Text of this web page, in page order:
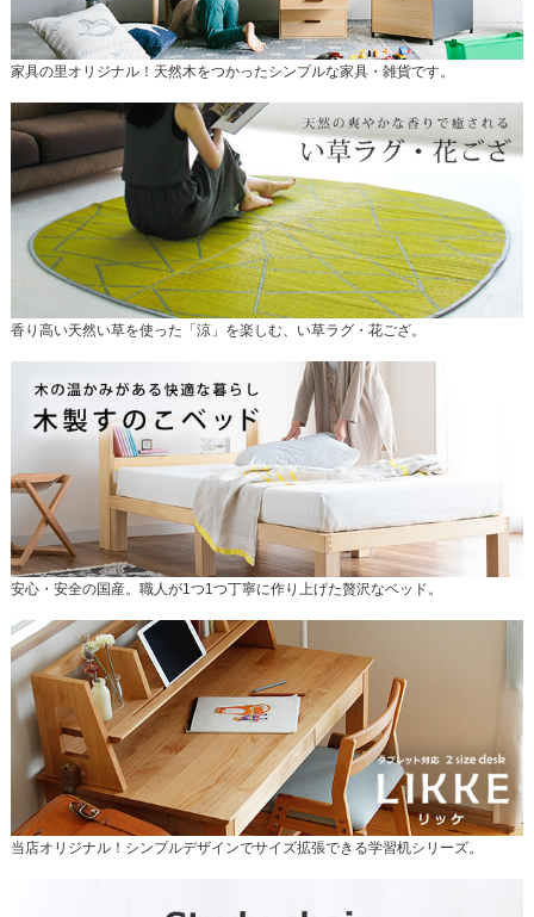
家具の里オリジナル！天然木をつかったシンプルな家具・雑貨です。
香り高い天然い草を使った「涼」を楽しむ、い草ラグ・花ござ。
安心・安全の国産。職人が1つ1つ丁寧に作り上げた贅沢なベッド。
当店オリジナル！シンプルデザインでサイズ拡張できる学習机シリーズ。